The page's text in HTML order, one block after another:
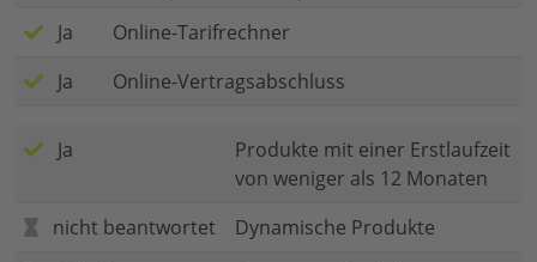
Ja
Online-Tarifrechner
Ja
Online-Vertragsabschluss
Ja
Produkte mit einer Erstlaufzeit
von weniger als 12 Monaten
nicht beantwortet
Dynamische Produkte